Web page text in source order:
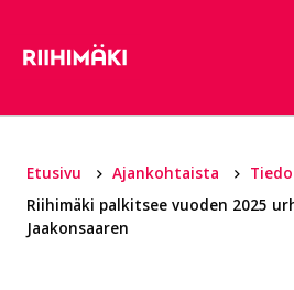
Etusivu Ajankohtaista
Riihimäki palkitsee vuoden 2025
Jaakonsaaren